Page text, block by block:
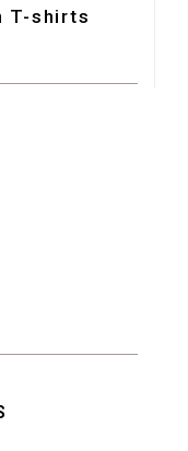
T-shirts